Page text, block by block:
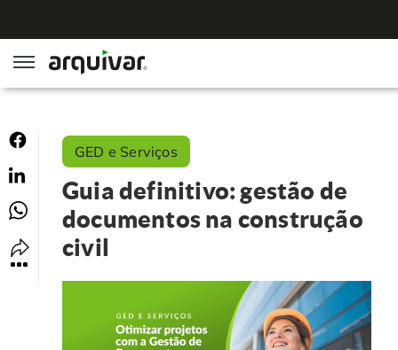
ArqSign
Soluções
Gestão de Documentos
Digitalização
Segmentos
GED e Serviços
Guia definitivo: gestão de
documentos na construção
civil